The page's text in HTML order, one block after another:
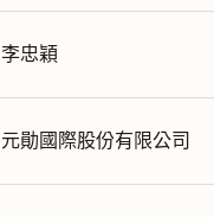
李忠穎
元勛國際股份有限公司